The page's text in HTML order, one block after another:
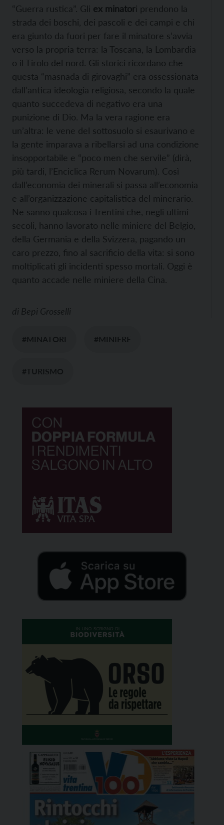
“Guerra rustica”. Gli ex minatori prendono la
strada dei boschi, dei pascoli e dei campi e chi
era giunto da fuori per fare il minatore s’avvia
verso la propria terra: la Toscana, la Lombardia
o il Tirolo del nord. Gli storici ricordano che
questa “masnada di girovaghi” era ossessionata
dall’antica ideologia religiosa, secondo la quale
quanto succedeva di negativo era una
punizione di Dio. Ma la vera ragione era
un’altra: le vene del sottosuolo si esaurivano e
la gente imparava a ribellarsi ad una condizione
insopportabile e “poco men che servile” (dirà,
più tardi, l’Enciclica Rerum Novarum). Così
dall’economia dei minerali si passa all’economia
e all’organizzazione capitalistica del minerario.
Ne sanno qualcosa i Trentini che, negli ultimi
secoli, hanno lavorato nelle miniere del Belgio,
della Germania e della Svizzera, pagando un
caro prezzo, fino al sacrificio della vita: si sono
moltiplicati gli incidenti spesso mortali. Oggi è
quanto accade nelle miniere della Cina.
di Bepi Grosselli
#MINATORI #MINIERE
#TURISMO